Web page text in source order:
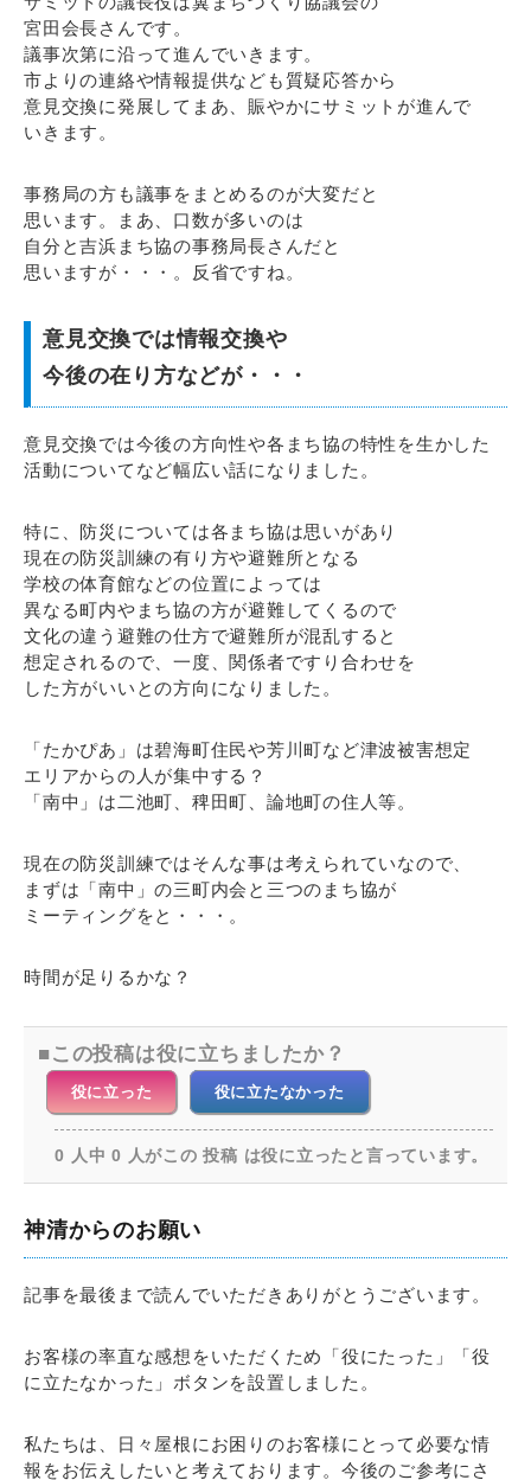
宮田会長さんです。
議事次第に沿って進んでいきます。
市よりの連絡や情報提供なども質疑応答から
意見交換に発展してまあ、賑やかにサミットが進んで
いきます。
事務局の方も議事をまとめるのが大変だと
思います。まあ、口数が多いのは
自分と吉浜まち協の事務局長さんだと
思いますが・・・。反省ですね。
意見交換では情報交換や
今後の在り方などが・・・
意見交換では今後の方向性や各まち協の特性を生かした
活動についてなど幅広い話になりました。
特に、防災については各まち協は思いがあり
現在の防災訓練の有り方や避難所となる
学校の体育館などの位置によっては
異なる町内やまち協の方が避難してくるので
文化の違う避難の仕方で避難所が混乱すると
想定されるので、一度、関係者ですり合わせを
した方がいいとの方向になりました。
「たかぴあ」は碧海町住民や芳川町など津波被害想定
エリアからの人が集中する？
「南中」は二池町、稗田町、論地町の住人等。
現在の防災訓練ではそんな事は考えられていなので、
まずは「南中」の三町内会と三つのまち協が
ミーティングをと・・・。
時間が足りるかな？
この投稿は役に立ちましたか？
役に立った 役に立たなかった
0 人中 0 人がこの 投稿 は役に立ったと言っています。
神清からのお願い
記事を最後まで読んでいただきありがとうございます。
お客様の率直な感想をいただくため「役にたった」「役
に立たなかった」ボタンを設置しました。
私たちは、日々屋根にお困りのお客様にとって必要な情
報をお伝えしたいと考えております。今後のご参考にさ